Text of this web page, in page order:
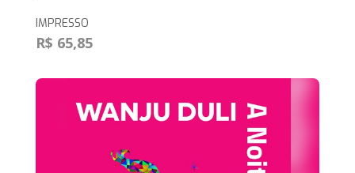
IMPRESSO
R$ 65,85